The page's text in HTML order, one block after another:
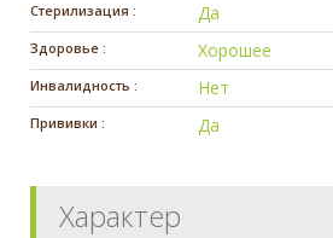
Стерилизация : Да
Здоровье : Хорошее
Инвалидность : Нет
Прививки : Да
Характер